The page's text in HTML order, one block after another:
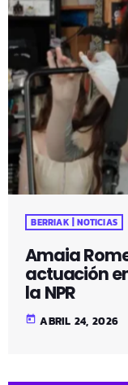
BERRIAK | NOTICIAS
Amaia
actuación
la NPR
today ABRIL 24, 2026